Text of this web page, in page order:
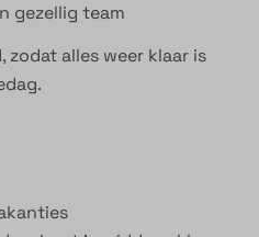
gezellig team
alles weer klaar is